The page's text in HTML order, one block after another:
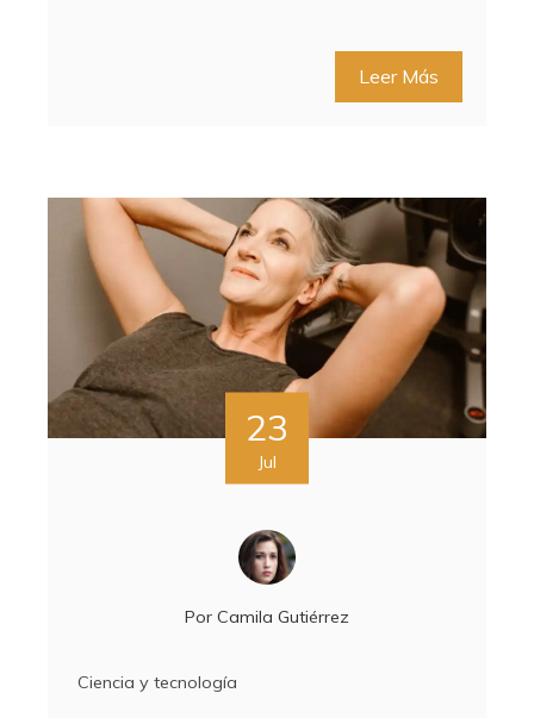
Leer Más
23
Jul
Por Camila Gutiérrez
Ciencia y tecnología